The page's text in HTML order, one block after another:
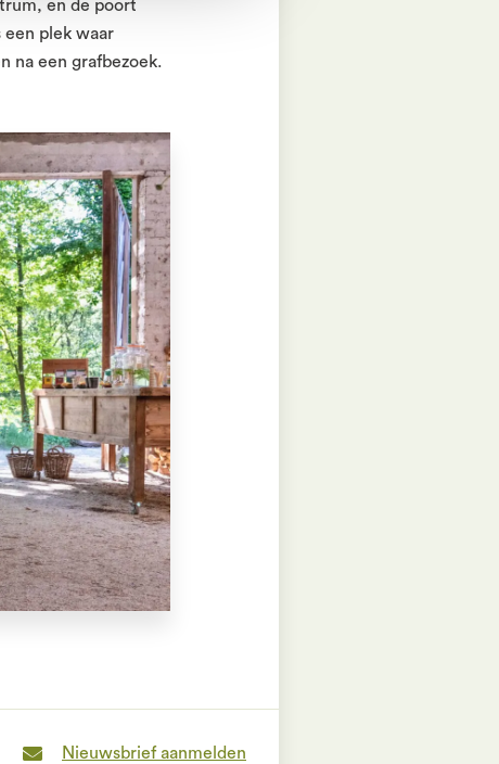
en de poort
een plek waar
na een grafbezoek.
Nieuwsbrief aanmelden